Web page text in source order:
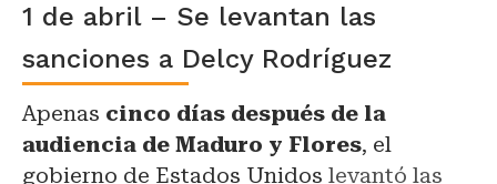
1 de abril – Se levantan las
sanciones a Delcy Rodríguez
Apenas cinco días después de la
audiencia de Maduro y Flores, el
gobierno de Estados Unidos levantó las